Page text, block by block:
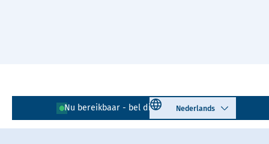
Nu bereikbaar - bel direct! 0180 - 743 417
Select language
Lees voor Uitleg woorden
Simpele tekst